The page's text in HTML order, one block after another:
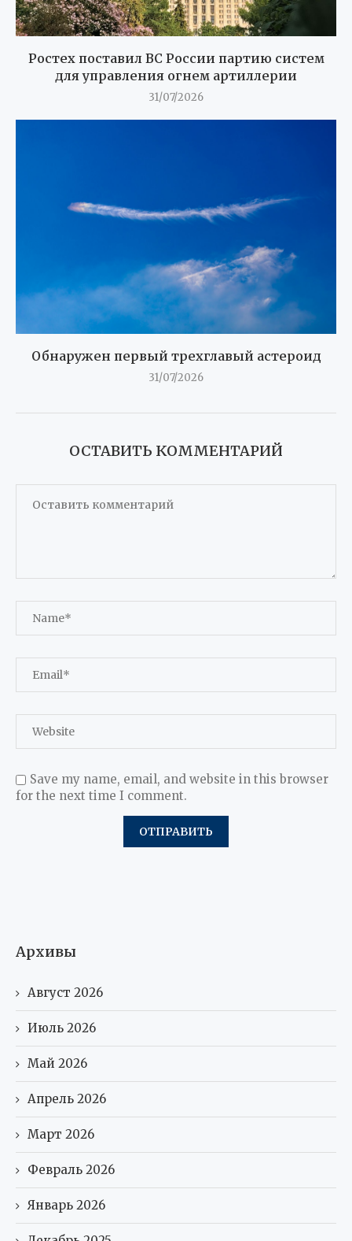
Ростех поставил ВС России партию систем
для управления огнем артиллерии
31/07/2026
Обнаружен первый трехглавый астероид
31/07/2026
ОСТАВИТЬ КОММЕНТАРИЙ
Save my name, email, and website in this browser
for the next time I comment.
Архивы
Август 2026
Июль 2026
Май 2026
Апрель 2026
Март 2026
Февраль 2026
Январь 2026